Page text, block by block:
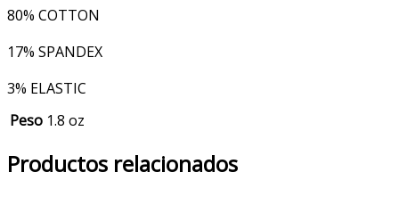
80% COTTON
17% SPANDEX
3% ELASTIC
Peso 1.8 oz
Productos relacionados